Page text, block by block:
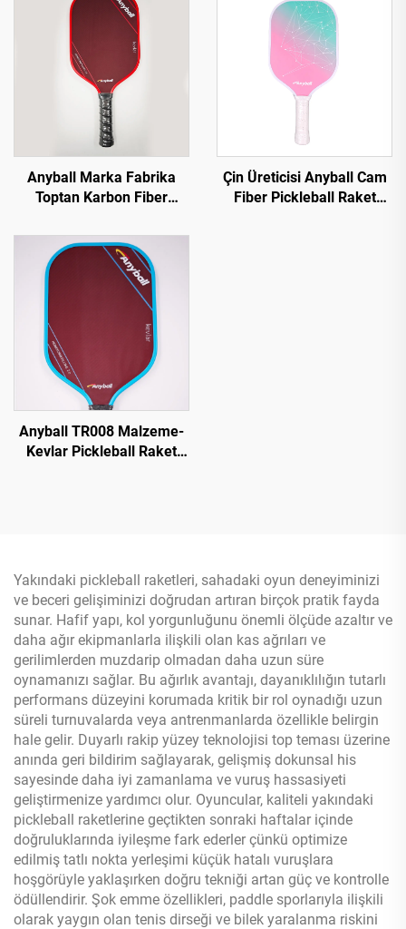
Anyball Marka Fabrika
Toptan Karbon Fiber
Çin Üreticisi Anyball Cam
Fiber Pickleball Raket
Anyball TR008 Malzeme-
Kevlar Pickleball Raket
Yakındaki pickleball raketleri, sahadaki oyun deneyiminizi
ve beceri gelişiminizi doğrudan artıran birçok pratik fayda
sunar. Hafif yapı, kol yorgunluğunu önemli ölçüde azaltır ve
daha ağır ekipmanlarla ilişkili olan kas ağrıları ve
gerilimlerden muzdarip olmadan daha uzun süre
oynamanızı sağlar. Bu ağırlık avantajı, dayanıklılığın tutarlı
performans düzeyini korumada kritik bir rol oynadığı uzun
süreli turnuvalarda veya antrenmanlarda özellikle belirgin
hale gelir. Duyarlı rakip yüzey teknolojisi top teması üzerine
anında geri bildirim sağlayarak, gelişmiş dokunsal his
sayesinde daha iyi zamanlama ve vuruş hassasiyeti
geliştirmenize yardımcı olur. Oyuncular, kaliteli yakındaki
pickleball raketlerine geçtikten sonraki haftalar içinde
doğruluklarında iyileşme fark ederler çünkü optimize
edilmiş tatlı nokta yerleşimi küçük hatalı vuruşlara
hoşgörüyle yaklaşırken doğru tekniği artan güç ve kontrolle
ödüllendirir. Şok emme özellikleri, paddle sporlarıyla ilişkili
olarak yaygın olan tenis dirseği ve bilek yaralanma riskini